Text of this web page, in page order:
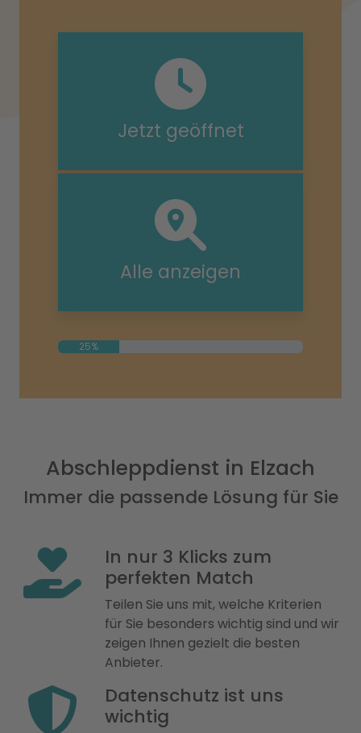
Jetzt geöffnet
Alle anzeigen
25%
Abschleppdienst in Elzach
Immer die passende Lösung für Sie
In nur 3 Klicks zum
perfekten Match
Teilen Sie uns mit, welche Kriterien
für Sie besonders wichtig sind und wir
zeigen Ihnen gezielt die besten
Anbieter.
Datenschutz ist uns
wichtig